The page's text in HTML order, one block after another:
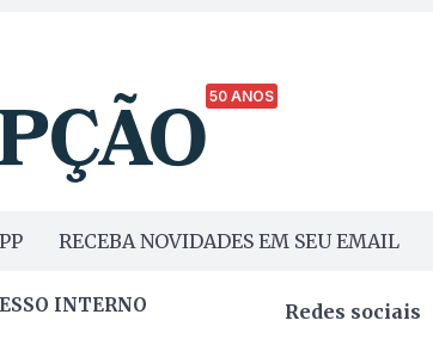
50 ANOS
RECEBA NOVIDADES EM SEU EMAIL
INTERNO Redes sociais